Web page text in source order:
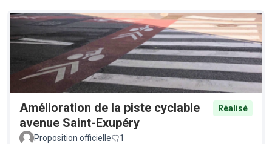
Amélioration de la piste cyclable
avenue Saint-Exupéry
Réalisé
Proposition officielle 1